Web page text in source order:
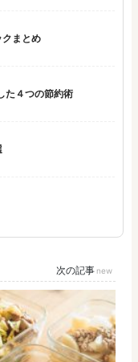
まとめ
た４つの節約術
次の記事